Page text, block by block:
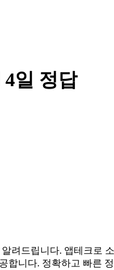
일 정답
려드립니다. 앱테크로
합니다. 정확하고 빠른